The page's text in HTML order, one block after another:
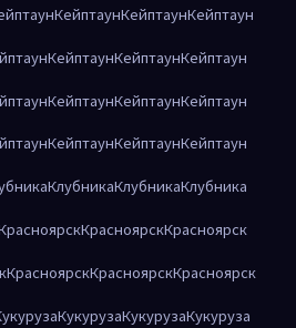
КейптаунКейптаунКейптаун
КейптаунКейптаунКейптаун
КейптаунКейптаунКейптаун
КейптаунКейптаунКейптаун
КлубникаКлубникаКлубника
КрасноярскКрасноярск
КрасноярскКрасноярскКрасноярск
КукурузаКукурузаКукуруза